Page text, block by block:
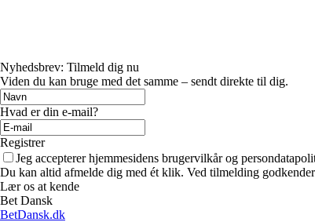
Nyhedsbrev: Tilmeld dig nu
Viden du kan bruge med det samme – sendt direkte til dig.
Hvad er din e-mail?
Registrer
Jeg accepterer hjemmesidens brugervilkår og
Du kan altid afmelde dig med ét klik. Ved tilmelding
Lær os at kende
Bet Dansk
BetDansk.dk